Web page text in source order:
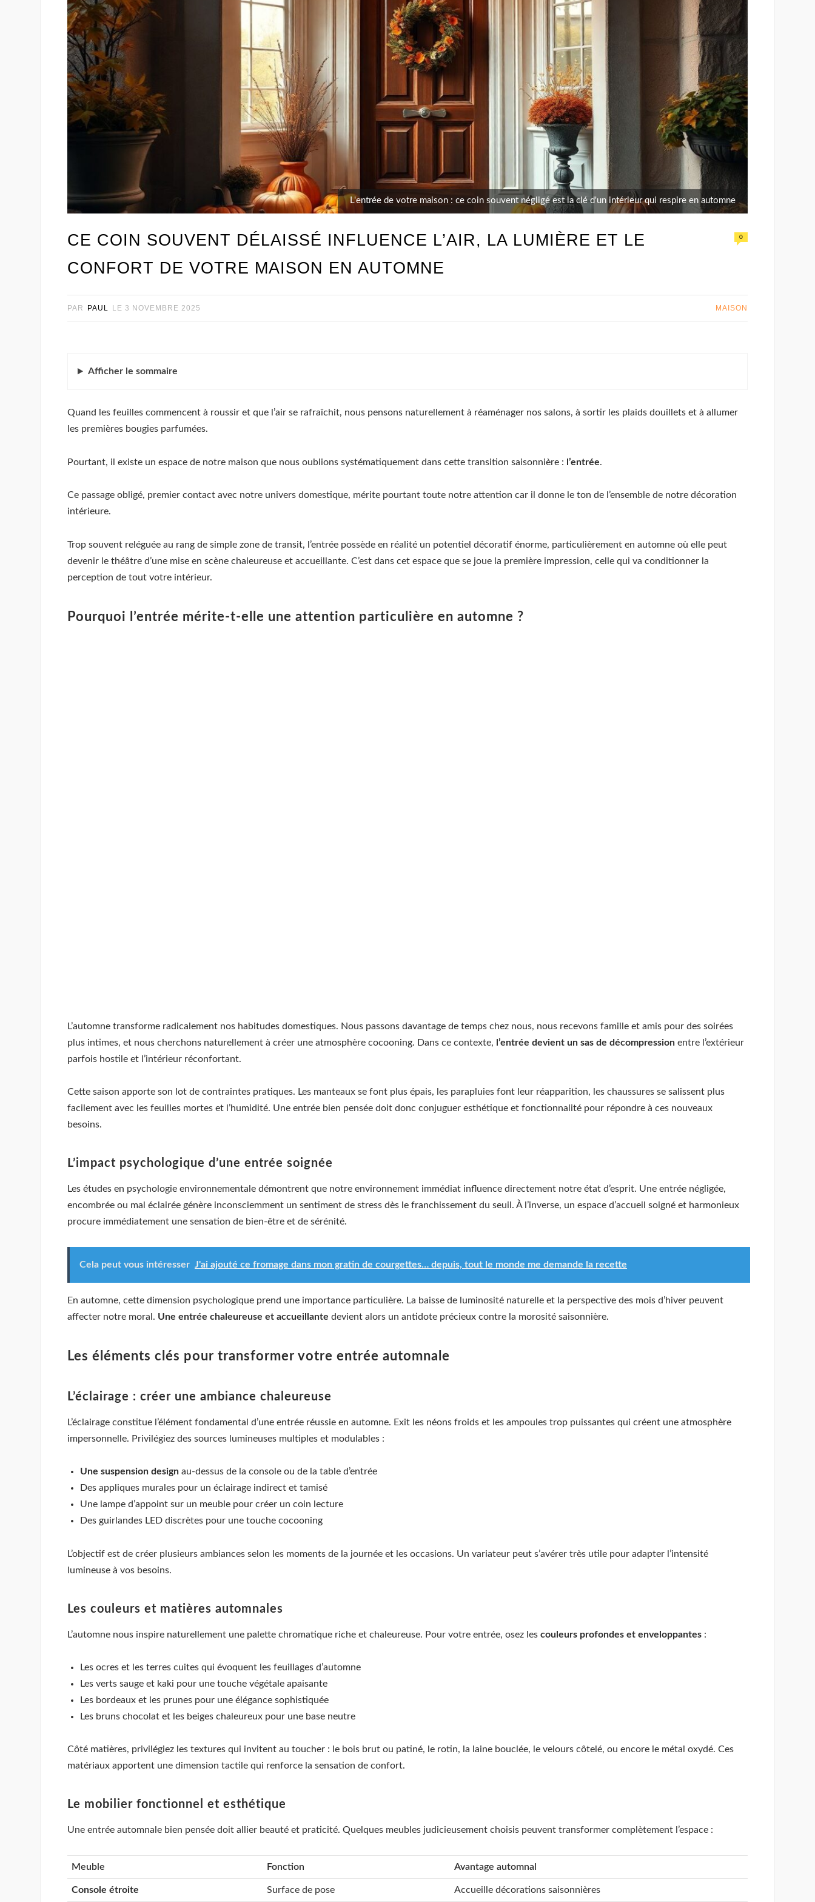
L'entrée de votre maison : ce coin souvent négligé est la clé d'un intérieur qui respire en automne
CE COIN SOUVENT DÉLAISSÉ INFLUENCE L’AIR, LA LUMIÈRE ET LE
CONFORT DE VOTRE MAISON EN AUTOMNE
0
PAR PAUL LE 3 NOVEMBRE 2025 MAISON
Afficher le sommaire
Quand les feuilles commencent à roussir et que l’air se rafraîchit, nous pensons naturellement à réaménager nos salons, à sortir les plaids douillets et à allumer
les premières bougies parfumées.
Pourtant, il existe un espace de notre maison que nous oublions systématiquement dans cette transition saisonnière : l’entrée.
Ce passage obligé, premier contact avec notre univers domestique, mérite pourtant toute notre attention car il donne le ton de l’ensemble de notre décoration
intérieure.
Trop souvent reléguée au rang de simple zone de transit, l’entrée possède en réalité un potentiel décoratif énorme, particulièrement en automne où elle peut
devenir le théâtre d’une mise en scène chaleureuse et accueillante. C’est dans cet espace que se joue la première impression, celle qui va conditionner la
perception de tout votre intérieur.
Pourquoi l’entrée mérite-t-elle une attention particulière en automne ?
L’automne transforme radicalement nos habitudes domestiques. Nous passons davantage de temps chez nous, nous recevons famille et amis pour des soirées
plus intimes, et nous cherchons naturellement à créer une atmosphère cocooning. Dans ce contexte,
l’entrée devient un sas de décompression entre l’extérieur
parfois hostile et l’intérieur réconfortant.
Cette saison apporte son lot de contraintes pratiques. Les manteaux se font plus épais, les parapluies font leur réapparition, les chaussures se salissent plus
facilement avec les feuilles mortes et l’humidité. Une entrée bien pensée doit donc conjuguer esthétique et fonctionnalité pour répondre à ces nouveaux
besoins.
L’impact psychologique d’une entrée soignée
Les études en psychologie environnementale démontrent que notre environnement immédiat influence directement notre état d’esprit. Une entrée négligée,
encombrée ou mal éclairée génère inconsciemment un sentiment de stress dès le franchissement du seuil. À l’inverse, un espace d’accueil soigné et harmonieux
procure immédiatement une sensation de bien-être et de sérénité.
Cela peut vous intéresser J'ai ajouté ce fromage dans mon gratin de courgettes… depuis, tout le monde me demande la recette
En automne, cette dimension psychologique prend une importance particulière. La baisse de luminosité naturelle et la perspective des mois d’hiver peuvent
affecter notre moral. Une entrée chaleureuse et accueillante devient alors un antidote précieux contre la morosité saisonnière.
Les éléments clés pour transformer votre entrée automnale
L’éclairage : créer une ambiance chaleureuse
L’éclairage constitue l’élément fondamental d’une entrée réussie en automne. Exit les néons froids et les ampoules trop puissantes qui créent une atmosphère
impersonnelle. Privilégiez des sources lumineuses multiples et modulables :
Une suspension design au-dessus de la console ou de la table d’entrée
Des appliques murales pour un éclairage indirect et tamisé
Une lampe d’appoint sur un meuble pour créer un coin lecture
Des guirlandes LED discrètes pour une touche cocooning
L’objectif est de créer plusieurs ambiances selon les moments de la journée et les occasions. Un variateur peut s’avérer très utile pour adapter l’intensité
lumineuse à vos besoins.
Les couleurs et matières automnales
L’automne nous inspire naturellement une palette chromatique riche et chaleureuse. Pour votre entrée, osez les couleurs profondes et enveloppantes :
Les ocres et les terres cuites qui évoquent les feuillages d’automne
Les verts sauge et kaki pour une touche végétale apaisante
Les bordeaux et les prunes pour une élégance sophistiquée
Les bruns chocolat et les beiges chaleureux pour une base neutre
Côté matières, privilégiez les textures qui invitent au toucher : le bois brut ou patiné, le rotin, la laine bouclée, le velours côtelé, ou encore le métal oxydé. Ces
matériaux apportent une dimension tactile qui renforce la sensation de confort.
Le mobilier fonctionnel et esthétique
Une entrée automnale bien pensée doit allier beauté et praticité. Quelques meubles judicieusement choisis peuvent transformer complètement l’espace :
Meuble Fonction Avantage automnal
Console étroite Surface de pose Accueille décorations saisonnières